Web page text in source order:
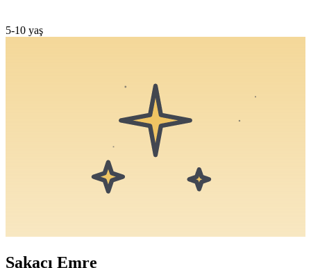
5-10 yaş
Şakacı Emre